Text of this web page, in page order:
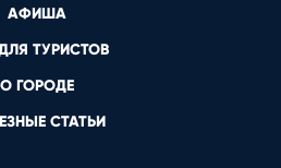
АФИША
ТУРИСТОВ
О ГОРОДЕ
СТАТЬИ